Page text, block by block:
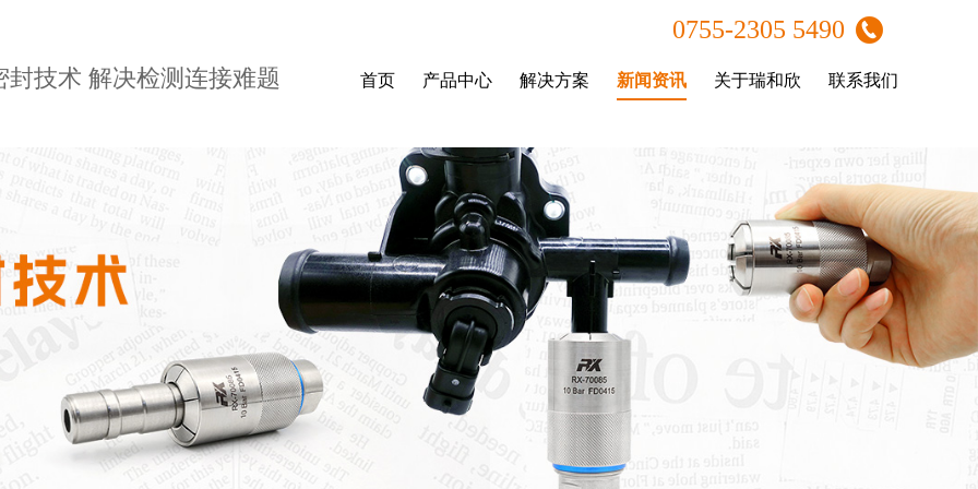
封技术 解决检测连接难题
0755-2305 5490
首页 产品中心 解决方案 新闻资讯 关于瑞和欣 联系我们